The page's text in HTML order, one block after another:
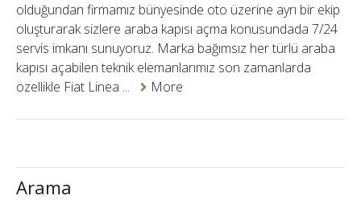
olduğundan firmamız bünyesinde oto üzerine ayrı bir ekip
oluşturarak sizlere araba kapısı açma konusundada 7/24
servis imkanı sunuyoruz. Marka bağımsız her türlü araba
kapısı açabilen teknik elemanlarımız son zamanlarda
özellikle Fiat Linea ...
More
Arama